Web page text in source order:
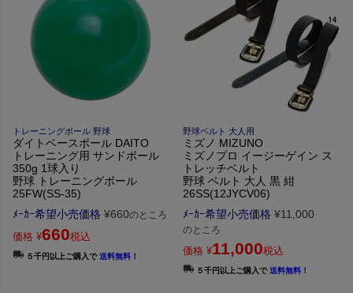
トレーニングボール 野球
ダイトベースボール DAITO
トレーニング用 サンドボール
350g 1球入り
野球 トレーニングボール
25FW(SS-35)
ﾒｰｶｰ希望小売価格 ¥660のところ
価格 ¥660税込
５千円以上ご購入で送料無料！
野球ベルト 大人用
ミズノ MIZUNO
ミズノプロ イージーゲイン ス
トレッチベルト
野球 ベルト 大人 黒 紺
26SS(12JYCV06)
ﾒｰｶｰ希望小売価格 ¥11,000
のところ
価格 ¥11,000税込
５千円以上ご購入で送料無料！